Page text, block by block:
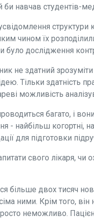
би навчав студентів-
структури
чином їх
було дослідження
не здатний
Тільки здатність
можливість
багато, і
- найбільш когортні,
для підготовки
свого лікаря, чи
більше двох тисяч
ними. Крім того, він
неможливо.